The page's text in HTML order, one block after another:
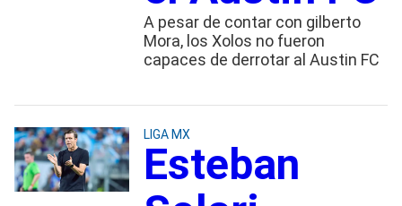
A pesar de contar con gilberto
Mora, los Xolos no fueron
capaces de derrotar al Austin FC
LIGA MX
Esteban